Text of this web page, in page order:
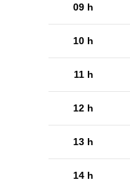
09 h
10 h
11 h
12 h
13 h
14 h